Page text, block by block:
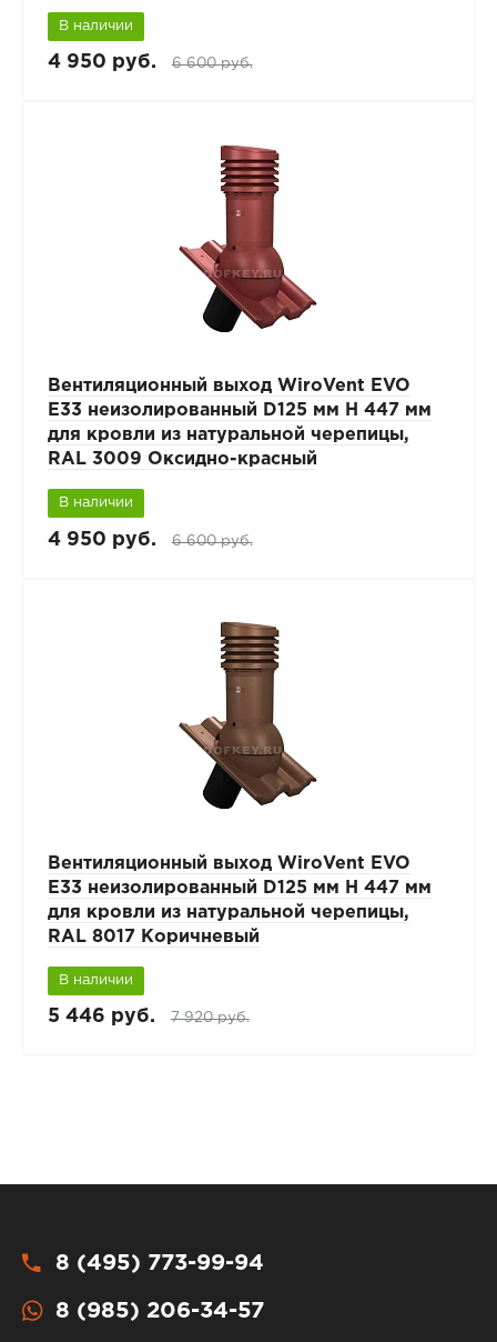
В наличии
4 950 руб. 6 600 руб.
Вентиляционный выход WiroVent EVO
E33 неизолированный D125 мм Н 447 мм
для кровли из натуральной черепицы,
RAL 3009 Оксидно-красный
В наличии
4 950 руб. 6 600 руб.
Вентиляционный выход WiroVent EVO
E33 неизолированный D125 мм Н 447 мм
для кровли из натуральной черепицы,
RAL 8017 Коричневый
В наличии
5 446 руб. 7 920 руб.
8 (495) 773-99-94
8 (985) 206-34-57